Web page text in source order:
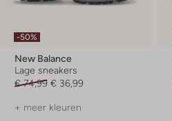
-50%
New Balance
Lage sneakers
€ 74,99 € 36,99
+ meer kleuren